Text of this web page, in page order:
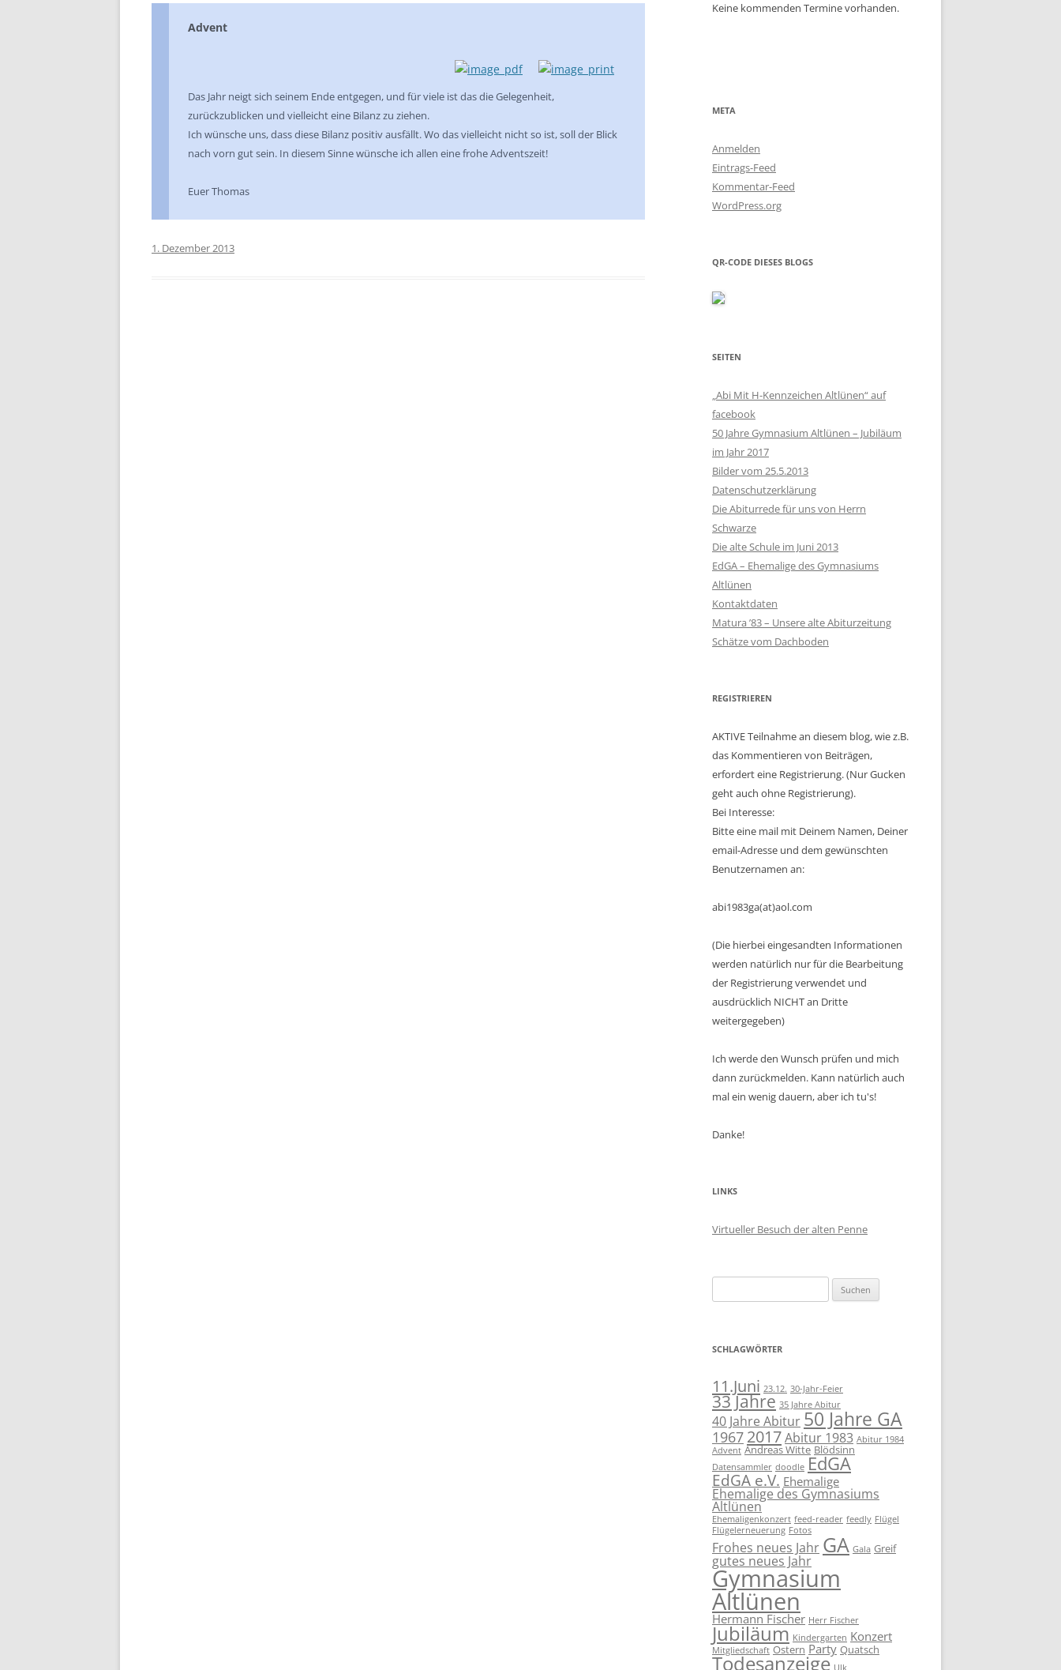
Advent
Das Jahr neigt sich seinem Ende entgegen, und für viele ist das die Gelegenheit,
zurückzublicken und vielleicht eine Bilanz zu ziehen.
Ich wünsche uns, dass diese Bilanz positiv ausfällt. Wo das vielleicht nicht so ist, soll der Blick
nach vorn gut sein. In diesem Sinne wünsche ich allen eine frohe Adventszeit!
Euer Thomas
1. Dezember 2013
Keine kommenden Termine vorhanden.
META
Anmelden
Eintrags-Feed
Kommentar-Feed
WordPress.org
QR-CODE DIESES BLOGS
SEITEN
„Abi Mit H-Kennzeichen Altlünen“ auf
facebook
50 Jahre Gymnasium Altlünen – Jubiläum
im Jahr 2017
Bilder vom 25.5.2013
Datenschutzerklärung
Die Abiturrede für uns von Herrn
Schwarze
Die alte Schule im Juni 2013
EdGA – Ehemalige des Gymnasiums
Altlünen
Kontaktdaten
Matura ’83 – Unsere alte Abiturzeitung
Schätze vom Dachboden
REGISTRIEREN
AKTIVE Teilnahme an diesem blog, wie z.B.
das Kommentieren von Beiträgen,
erfordert eine Registrierung. (Nur Gucken
geht auch ohne Registrierung).
Bei Interesse:
Bitte eine mail mit Deinem Namen, Deiner
email-Adresse und dem gewünschten
Benutzernamen an:
abi1983ga(at)aol.com
(Die hierbei eingesandten Informationen
werden natürlich nur für die Bearbeitung
der Registrierung verwendet und
ausdrücklich NICHT an Dritte
weitergegeben)
Ich werde den Wunsch prüfen und mich
dann zurückmelden. Kann natürlich auch
mal ein wenig dauern, aber ich tu's!
Danke!
LINKS
Virtueller Besuch der alten Penne
nach:
SCHLAGWÖRTER
11.Juni 23.12. 30-Jahr-Feier
33 Jahre 35 Jahre Abitur
40 Jahre Abitur 50 Jahre GA
1967 2017Abitur 1983 Abitur 1984
Advent Andreas Witte Blödsinn
Datensammler doodle EdGA
EdGA e.V. Ehemalige
Ehemalige des Gymnasiums
Altlünen
Ehemaligenkonzert feed-reader feedly Flügel
Flügelerneuerung Fotos
Frohes neues Jahr GA Gala Greif
gutes neues Jahr
Gymnasium
Altlünen
Hermann Fischer Herr Fischer
Jubiläum Kindergarten Konzert
Mitgliedschaft Ostern Party Quatsch
Todesanzeige Ulk